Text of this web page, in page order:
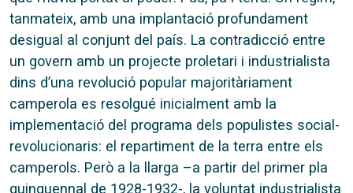
tanmateix, amb una implantació profundament
desigual al conjunt del país. La contradicció entre
un govern amb un projecte proletari i industrialista
dins d’una revolució popular majoritàriament
camperola es resolgué inicialment amb la
implementació del programa dels populistes social-
revolucionaris: el repartiment de la terra entre els
camperols. Però a la llarga –a partir del primer pla
quinquennal de 1928-1932-, la voluntat industrialista